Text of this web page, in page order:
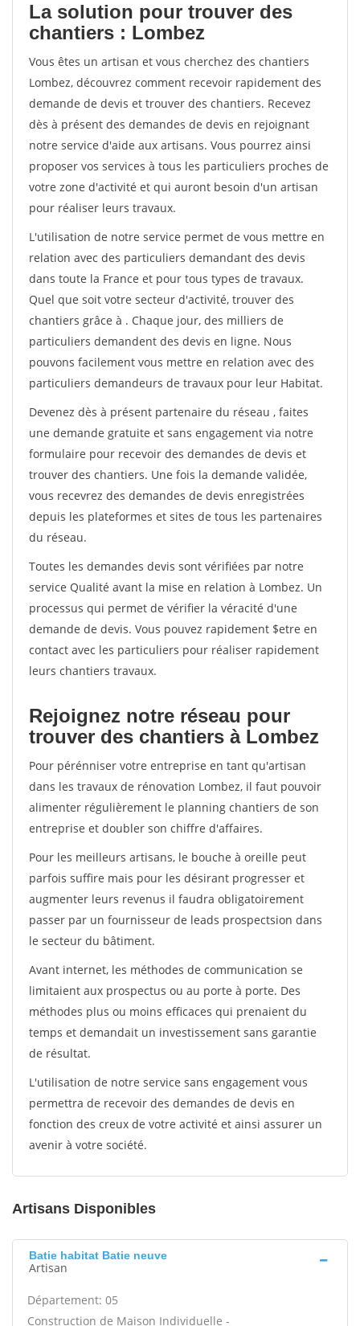
La solution pour trouver des
chantiers : Lombez
Vous êtes un artisan et vous cherchez des chantiers
Lombez, découvrez comment recevoir rapidement des
demande de devis et trouver des chantiers. Recevez
dès à présent des demandes de devis en rejoignant
notre service d'aide aux artisans. Vous pourrez ainsi
proposer vos services à tous les particuliers proches de
votre zone d'activité et qui auront besoin d'un artisan
pour réaliser leurs travaux.
L'utilisation de notre service permet de vous mettre en
relation avec des particuliers demandant des devis
dans toute la France et pour tous types de travaux.
Quel que soit votre secteur d'activité, trouver des
chantiers grâce à . Chaque jour, des milliers de
particuliers demandent des devis en ligne. Nous
pouvons facilement vous mettre en relation avec des
particuliers demandeurs de travaux pour leur Habitat.
Devenez dès à présent partenaire du réseau , faites
une demande gratuite et sans engagement via notre
formulaire pour recevoir des demandes de devis et
trouver des chantiers. Une fois la demande validée,
vous recevrez des demandes de devis enregistrées
depuis les plateformes et sites de tous les partenaires
du réseau.
Toutes les demandes devis sont vérifiées par notre
service Qualité avant la mise en relation à Lombez. Un
processus qui permet de vérifier la véracité d'une
demande de devis. Vous pouvez rapidement $etre en
contact avec les particuliers pour réaliser rapidement
leurs chantiers travaux.
Rejoignez notre réseau pour
trouver des chantiers à Lombez
Pour pérénniser votre entreprise en tant qu'artisan
dans les travaux de rénovation Lombez, il faut pouvoir
alimenter régulièrement le planning chantiers de son
entreprise et doubler son chiffre d'affaires.
Pour les meilleurs artisans, le bouche à oreille peut
parfois suffire mais pour les désirant progresser et
augmenter leurs revenus il faudra obligatoirement
passer par un fournisseur de leads prospectsion dans
le secteur du bâtiment.
Avant internet, les méthodes de communication se
limitaient aux prospectus ou au porte à porte. Des
méthodes plus ou moins efficaces qui prenaient du
temps et demandait un investissement sans garantie
de résultat.
L'utilisation de notre service sans engagement vous
permettra de recevoir des demandes de devis en
fonction des creux de votre activité et ainsi assurer un
avenir à votre société.
Artisans Disponibles
Batie habitat Batie neuve
Artisan
Département: 05
Construction de Maison Individuelle -